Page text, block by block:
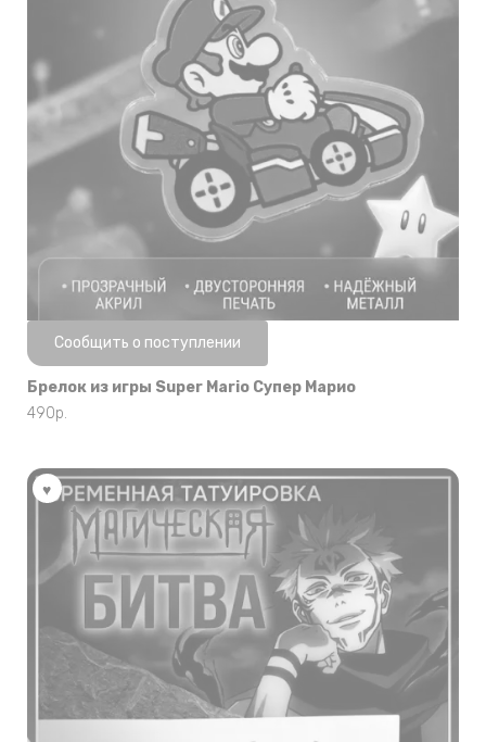
Нет в наличии
Сообщить о поступлении
Брелок из игры Super Mario Супер Марио
490р.